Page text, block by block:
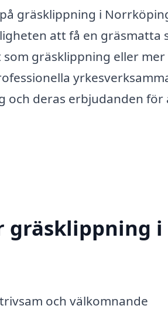
gräsklippning i
att få en gräsmatta
gräsklippning eller mer
och deras erbjudanden för
gräsklippning i
och välkomnande